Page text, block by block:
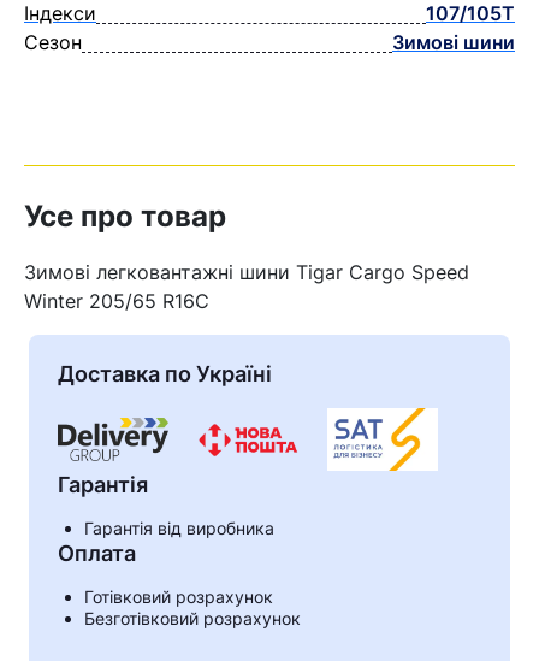
Кошик
У кошику немає товарів.
Індекси
107/105T
Сезон
Зимові шини
Усе про товар
Зимові легковантажні шини Tigar Cargo Speed
Winter 205/65 R16C
Доставка по Україні
Гарантія
Гарантія від виробника
Оплата
Готівковий розрахунок
Безготівковий розрахунок